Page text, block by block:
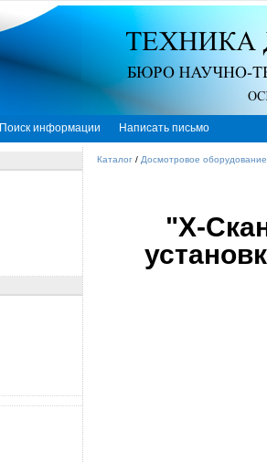
Поиск информации Написать письмо
Каталог / Досмотровое оборудование
"Х-